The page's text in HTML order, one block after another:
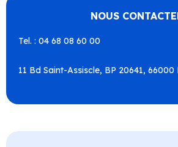
NOUS
Tel. : 04 68 08 60 00
11 Bd Saint-Assiscle, BP 20641,